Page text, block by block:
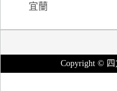
宜蘭
Copyright ©